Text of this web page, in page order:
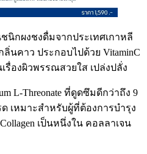
นิกผงชงดื่มจากประเทศเกาหลี
ลิ่นคาว ประกอบไปด้วย VitaminC
เรื่องผิวพรรณสวยใส เปล่งปลั่ง
L-Threonate ที่ดูดซึมดีกว่าถึง 9
เหมาะสำหรับผู้ที่ต้องการบำรุง
เป็นหนึ่งใน คอลลาเจน